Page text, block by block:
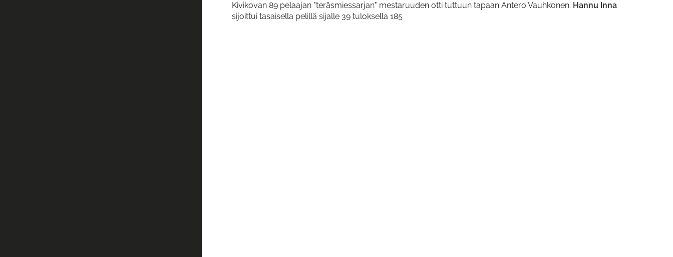
Kivikovan 89 pelaajan "teräsmiessarjan" mestaruuden otti tuttuun tapaan Antero Vauhkonen. Hannu Inna
sijoittui tasaisella pelillä sijalle 39 tuloksella 185